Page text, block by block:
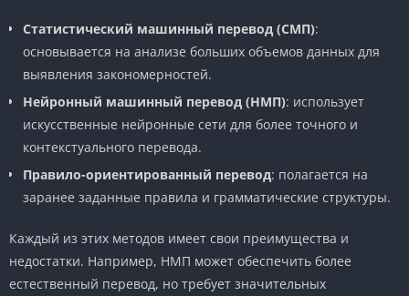
Статистический машинный перевод (СМП):
основывается на анализе больших объемов данных для
выявления закономерностей.
Нейронный машинный перевод (НМП): использует
искусственные нейронные сети для более точного и
контекстуального перевода.
Правило-ориентированный перевод: полагается на
заранее заданные правила и грамматические структуры.
Каждый из этих методов имеет свои преимущества и
недостатки. Например, НМП может обеспечить более
естественный перевод, но требует значительных